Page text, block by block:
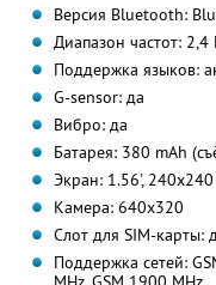
Версия Bluetooth:
Диапазон частот: 2,4
Поддержка языков:
G-sensor: да
Вибро: да
Батарея: 380 mAh
Экран: 1.56', 240х240
Камера: 640х320
Слот для SIM-карты:
Поддержка сетей: